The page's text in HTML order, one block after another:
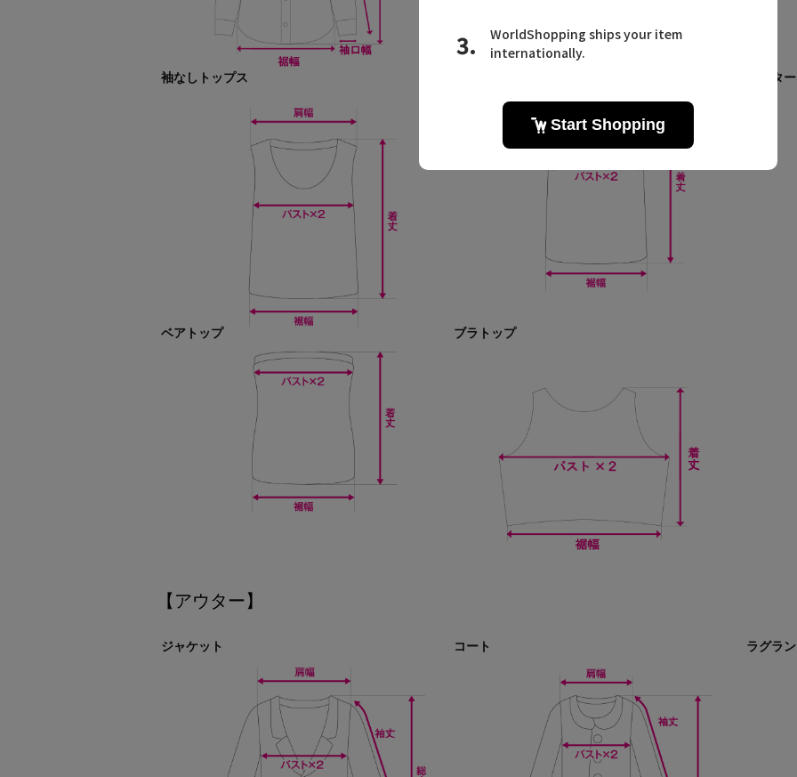
袖なしトップス ホルタ
ベアトップ ブラトップ
【アウター】
ジャケット コート ラグラ